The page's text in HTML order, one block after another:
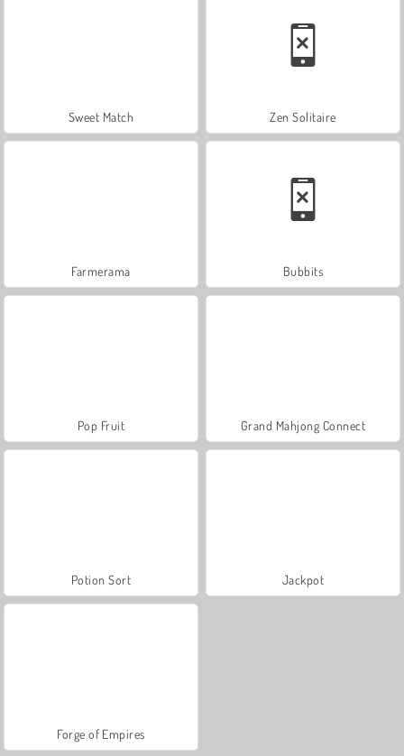
Sweet Match Zen Solitaire
Farmerama Bubbits
Pop Fruit Grand Mahjong Connect
Potion Sort Jackpot
Forge of Empires